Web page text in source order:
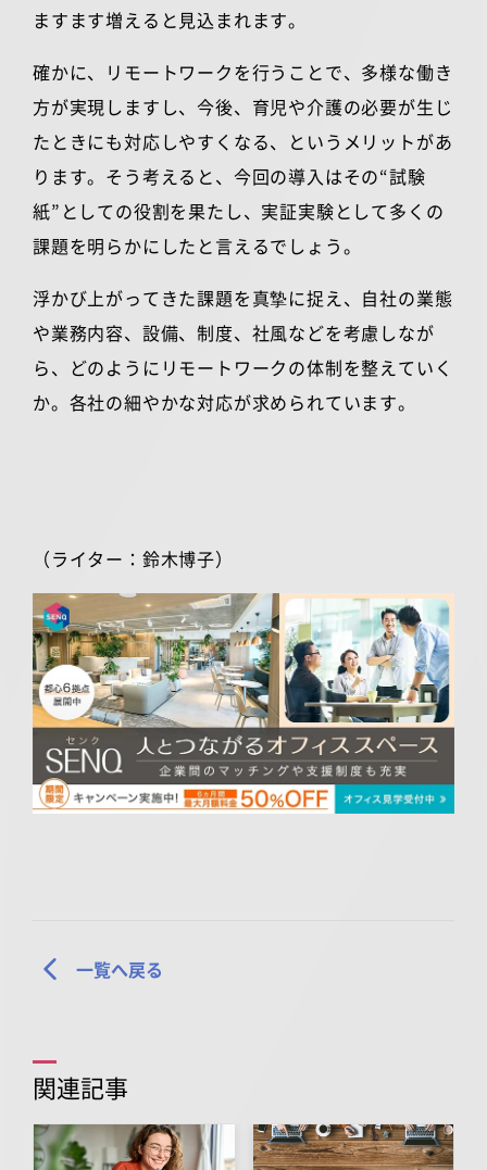
ますます増えると見込まれます。
確かに、リモートワークを行うことで、多様な働き
方が実現しますし、今後、育児や介護の必要が生じ
たときにも対応しやすくなる、というメリットがあ
ります。そう考えると、今回の導入はその“試験
紙” としての役割を果たし、実証実験として多くの
課題を明らかにしたと言えるでしょう。
浮かび上がってきた課題を真摯に捉え、自社の業態
や業務内容、設備、制度、社風などを考慮しなが
ら、どのようにリモートワークの体制を整えていく
か。各社の細やかな対応が求められています。
（ライター：鈴木博子）
一覧へ戻る
関連記事